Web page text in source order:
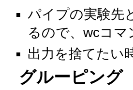
パイプの実験先
るので、wcコ
出力を捨てたい
グルーピング